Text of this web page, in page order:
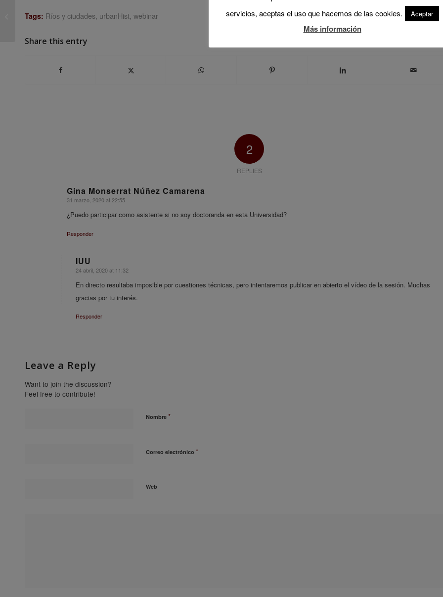
Tags: Ríos y ciudades, urbanHist, webinar
Share this entry
2
REPLIES
Gina Monserrat Núñez Camarena
says:
31 marzo, 2020 at 22:55
¿Puedo participar como asistente si no soy doctoranda en esta Universidad?
Responder
IUU
says:
24 abril, 2020 at 11:32
En directo resultaba imposible por cuestiones técnicas, pero intentaremos publicar en abierto el vídeo de la sesión. Muchas
gracias por tu interés.
Responder
Leave a Reply
Want to join the discussion?
Feel free to contribute!
Nombre *
Correo electrónico *
Web
cada tesis tiene su
servicios, aceptas el uso que hacemos de las cookies.
Aceptar
Más información